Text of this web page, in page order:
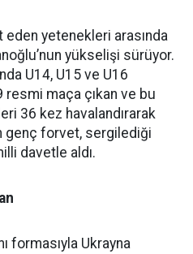
eden yetenekleri arasında
yükselişi sürüyor.
U14, U15 ve U16
maça çıkan ve bu
36 kez havalandırarak
genç forvet, sergilediği
davetle aldı.
formasıyla Ukrayna